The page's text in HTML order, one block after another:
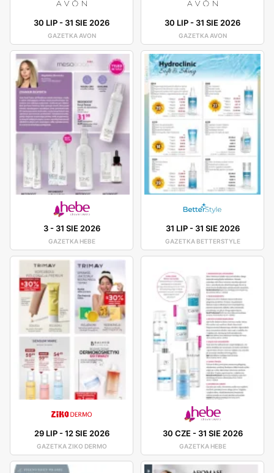
30 LIP- 31 SIE 2026
GAZETKA AVON
30 LIP- 31 SIE 2026
GAZETKA AVON
3- 31 SIE 2026
GAZETKA HEBE
31 LIP- 31 SIE 2026
GAZETKA BETTERSTYLE
29 LIP-12 SIE 2026
GAZETKA ZIKO DERMO
30 CZE - 31 SIE 2026
GAZETKA HEBE